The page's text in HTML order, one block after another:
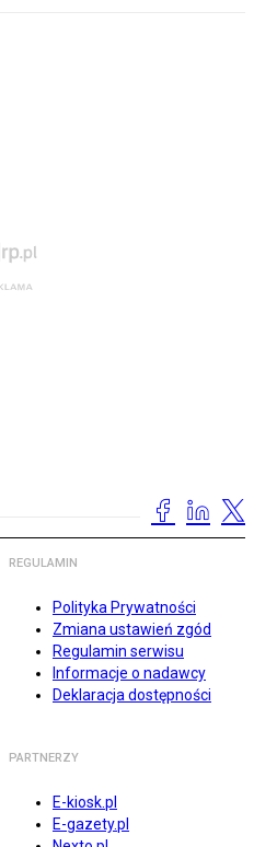
REGULAMIN
Polityka Prywatności
Zmiana ustawień zgód
Regulamin serwisu
Informacje o nadawcy
Deklaracja dostępności
PARTNERZY
E-kiosk.pl
E-gazety.pl